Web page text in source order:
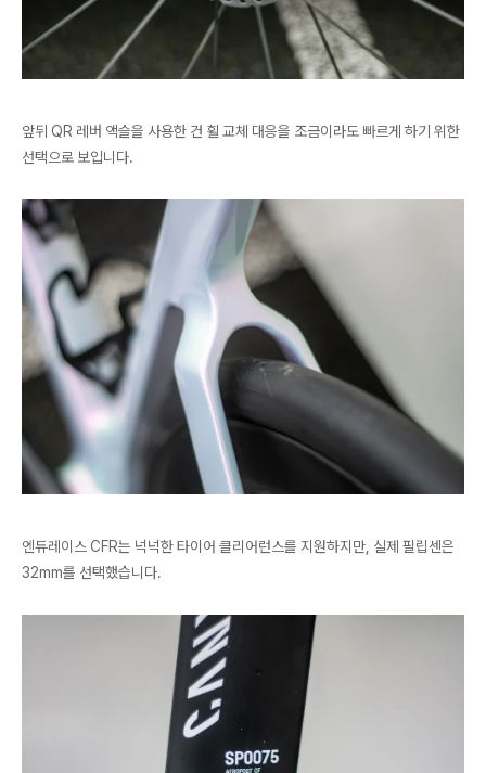
앞뒤 QR 레버 액슬을 사용한 건 휠 교체 대응을 조금이라도 빠르게 하기 위한
선택으로 보입니다.
엔듀레이스 CFR는 넉넉한 타이어 클리어런스를 지원하지만, 실제 필립센은
32mm를 선택했습니다.